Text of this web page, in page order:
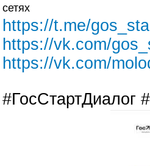
сетях
https://t.me/
https://vk.com/
https://vk.com/
#ГосСтартДиалог